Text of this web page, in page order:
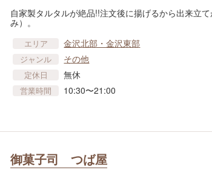
自家製タルタルが絶品!!注文後に揚げるから出来立
み）。
エリア 金沢北部・金沢東部
ジャンル その他
定休日 無休
営業時間 10:30〜21:00
御菓子司 つば屋